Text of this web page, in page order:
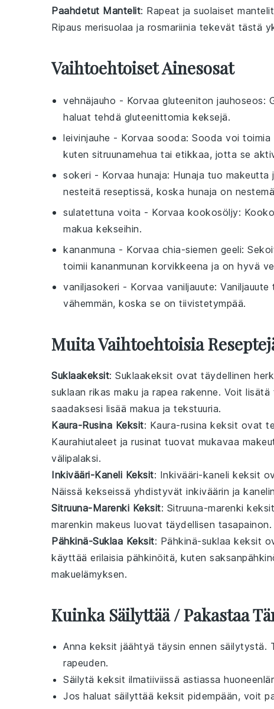
Paahdetut Mantelit: Rapeat ja suolaiset mantelit
Ripaus merisuolaa ja rosmariinia tekevät tästä
Vaihtoehtoiset Ainesosat
vehnäjauho - Korvaa gluteeniton jauhoseos:
haluat tehdä gluteenittomia keksejä.
leivinjauhe - Korvaa sooda: Sooda voi toimia
kuten sitruunamehua tai etikkaa, jotta se
sokeri - Korvaa hunaja: Hunaja tuo makeutta
nesteitä reseptissä, koska hunaja on
sulatettuna voita - Korvaa kookosöljy:
makua kekseihin.
kananmuna - Korvaa chia-siemen geeli:
toimii kananmunan korvikkeena ja on hyvä
vaniljasokeri - Korvaa vaniljauute:
vähemmän, koska se on tiivistetympää.
Muita Vaihtoehtoisia
Suklaakeksit: Suklaakeksit ovat täydellinen
suklaan rikas maku ja rapea rakenne. Voit
saadaksesi lisää makua ja tekstuuria.
Kaura-Rusina Keksit: Kaura-rusina keksit ovat
Kaurahiutaleet ja rusinat tuovat mukavaa
välipalaksi.
Inkivääri-Kaneli Keksit: Inkivääri-kaneli keksit
Näissä kekseissä yhdistyvät inkiväärin ja kaneli
Sitruuna-Marenki Keksit: Sitruuna-marenki
marenkin makeus luovat täydellisen
Pähkinä-Suklaa Keksit: Pähkinä-suklaa keksit
käyttää erilaisia pähkinöitä, kuten
makuelämyksen.
Kuinka Säilyttää / Pakastaa
Anna keksit jäähtyä täysin ennen säilytystä.
rapeuden.
Säilytä keksit ilmatiiviissä astiassa
Jos haluat säilyttää keksit pidempään, voit